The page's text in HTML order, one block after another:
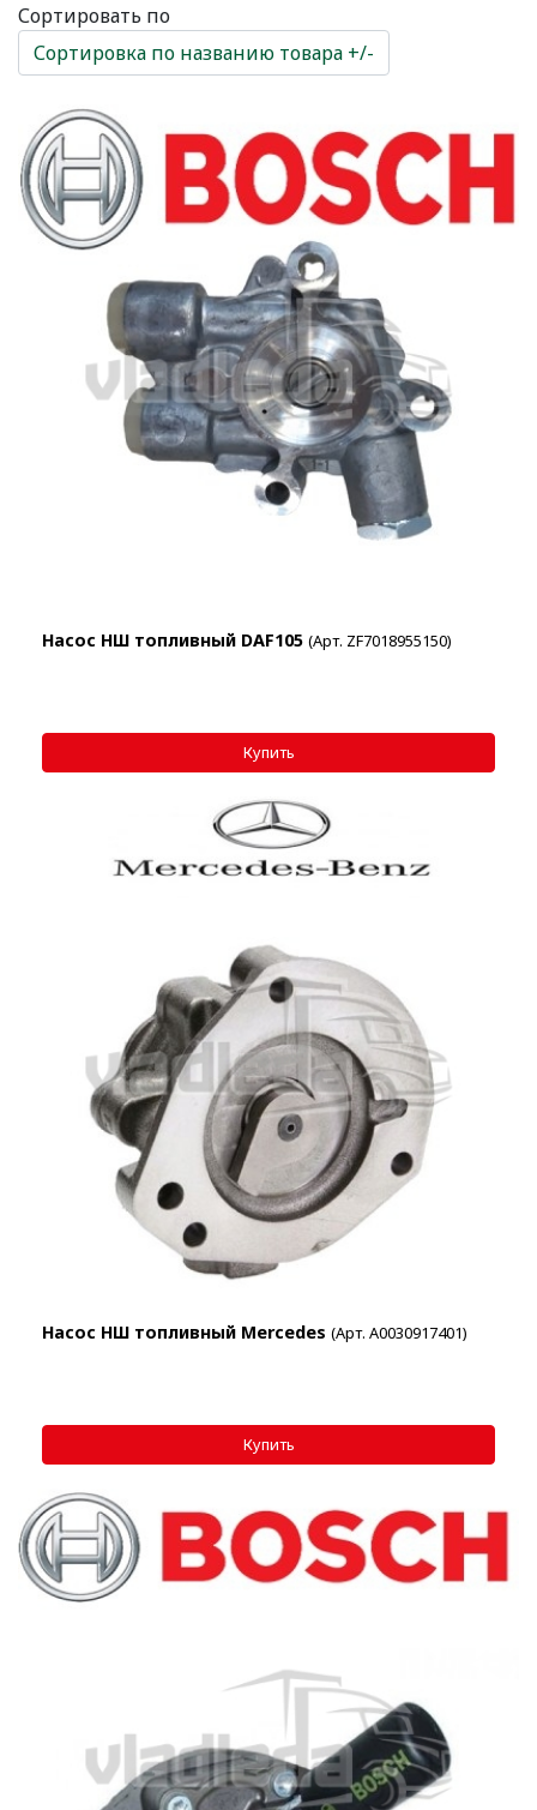
Сортировать по
Сортировка по названию товара +/-
Насос НШ топливный DAF105 (Арт. ZF7018955150)
Насос НШ топливный Mercedes (Арт. А0030917401)